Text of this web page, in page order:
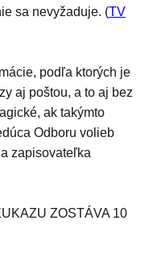
sa nevyžaduje. (TV
podľa ktorých je
aj poštou, a to aj bez
ak takýmto
Odboru volieb
zapisovateľka
ZOSTÁVA 10